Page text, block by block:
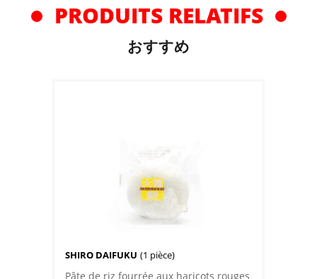
PRODUITS RELATIFS
おすすめ
SHIRO DAIFUKU (1 pièce)
Pâte de riz fourrée aux haricots rouges